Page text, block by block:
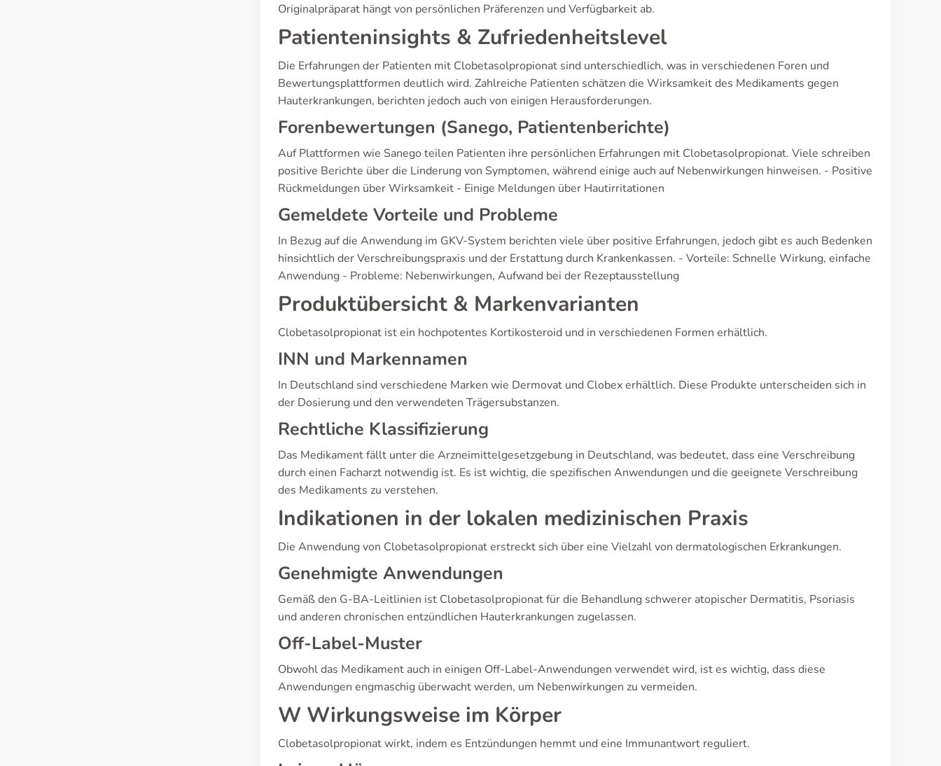
Originalpräparat hängt von persönlichen Präferenzen und Verfügbarkeit ab.
Patienteninsights & Zufriedenheitslevel
Die Erfahrungen der Patienten mit Clobetasolpropionat sind unterschiedlich, was in verschiedenen Foren und
Bewertungsplattformen deutlich wird. Zahlreiche Patienten schätzen die Wirksamkeit des Medikaments gegen
Hauterkrankungen, berichten jedoch auch von einigen Herausforderungen.
Forenbewertungen (Sanego, Patientenberichte)
Auf Plattformen wie Sanego teilen Patienten ihre persönlichen Erfahrungen mit Clobetasolpropionat. Viele schreiben
positive Berichte über die Linderung von Symptomen, während einige auch auf Nebenwirkungen hinweisen. - Positive
Rückmeldungen über Wirksamkeit - Einige Meldungen über Hautirritationen
Gemeldete Vorteile und Probleme
In Bezug auf die Anwendung im GKV-System berichten viele über positive Erfahrungen, jedoch gibt es auch Bedenken
hinsichtlich der Verschreibungspraxis und der Erstattung durch Krankenkassen. - Vorteile: Schnelle Wirkung, einfache
Anwendung - Probleme: Nebenwirkungen, Aufwand bei der Rezeptausstellung
Produktübersicht & Markenvarianten
Clobetasolpropionat ist ein hochpotentes Kortikosteroid und in verschiedenen Formen erhältlich.
INN und Markennamen
In Deutschland sind verschiedene Marken wie Dermovat und Clobex erhältlich. Diese Produkte unterscheiden sich in
der Dosierung und den verwendeten Trägersubstanzen.
Rechtliche Klassifizierung
Das Medikament fällt unter die Arzneimittelgesetzgebung in Deutschland, was bedeutet, dass eine Verschreibung
durch einen Facharzt notwendig ist. Es ist wichtig, die spezifischen Anwendungen und die geeignete Verschreibung
des Medikaments zu verstehen.
Indikationen in der lokalen medizinischen Praxis
Die Anwendung von Clobetasolpropionat erstreckt sich über eine Vielzahl von dermatologischen Erkrankungen.
Genehmigte Anwendungen
Gemäß den G-BA-Leitlinien ist Clobetasolpropionat für die Behandlung schwerer atopischer Dermatitis, Psoriasis
und anderen chronischen entzündlichen Hauterkrankungen zugelassen.
Off-Label-Muster
Obwohl das Medikament auch in einigen Off-Label-Anwendungen verwendet wird, ist es wichtig, dass diese
Anwendungen engmaschig überwacht werden, um Nebenwirkungen zu vermeiden.
W Wirkungsweise im Körper
Clobetasolpropionat wirkt, indem es Entzündungen hemmt und eine Immunantwort reguliert.